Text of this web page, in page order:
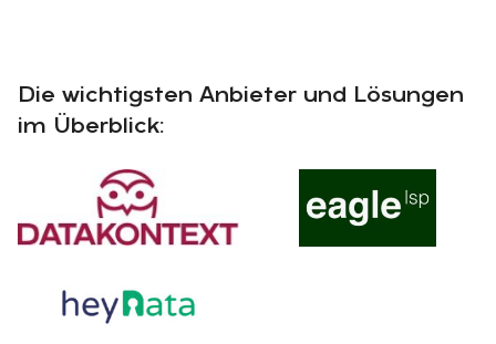
Die wichtigsten Anbieter und Lösungen
im Überblick: